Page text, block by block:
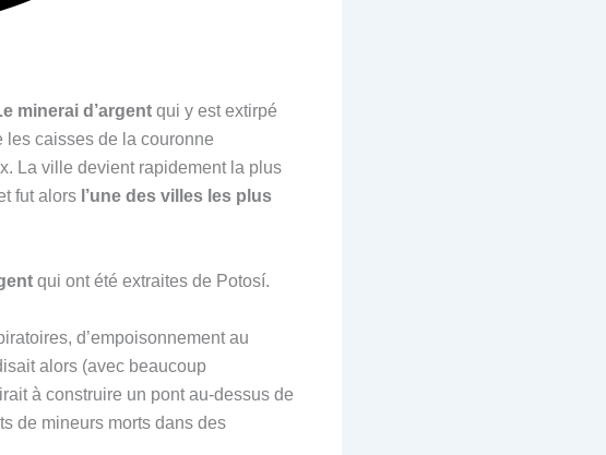
minerai d’argent qui y est extirpé
les caisses de la couronne
La ville devient rapidement la plus
fut alors l’une des villes les plus
qui ont été extraites de Potosí.
d’empoisonnement au
alors (avec beaucoup
à construire un pont au-dessus de
de mineurs morts dans des